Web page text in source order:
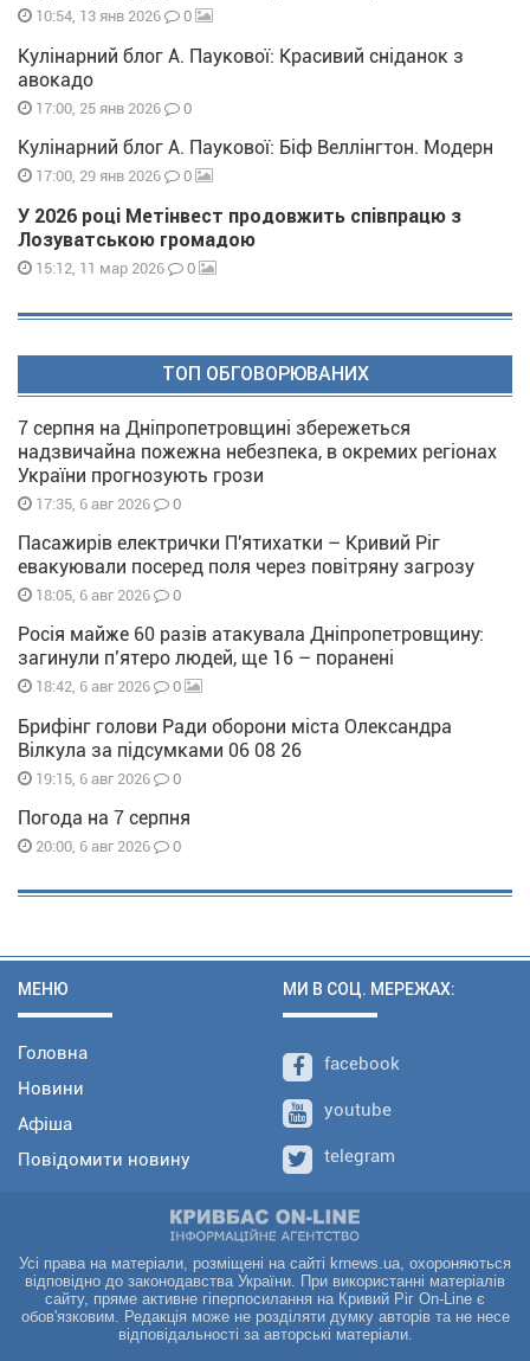
10:54, 13 янв 2026 0
Кулінарний блог А. Паукової: Красивий сніданок з
авокадо
17:00, 25 янв 2026 0
Кулінарний блог А. Паукової: Біф Веллінгтон. Модерн
17:00, 29 янв 2026 0
У 2026 році Метінвест продовжить співпрацю з
Лозуватською громадою
15:12, 11 мар 2026 0
ТОП ОБГОВОРЮВАНИХ
7 серпня на Дніпропетровщині збережеться
надзвичайна пожежна небезпека, в окремих регіонах
України прогнозують грози
17:35, 6 авг 2026 0
Пасажирів електрички П'ятихатки – Кривий Ріг
евакуювали посеред поля через повітряну загрозу
18:05, 6 авг 2026 0
Росія майже 60 разів атакувала Дніпропетровщину:
загинули п’ятеро людей, ще 16 – поранені
18:42, 6 авг 2026 0
Брифінг голови Ради оборони міста Олександра
Вілкула за підсумками 06 08 26
19:15, 6 авг 2026 0
Погода на 7 серпня
20:00, 6 авг 2026 0
МЕНЮ
Головна
Новини
Афіша
Повідомити новину
МИ В СОЦ. МЕРЕЖАХ:
facebook
youtube
telegram
Усі права на матеріали, розміщені на сайті krnews.ua, охороняються
відповідно до законодавства України. При використанні матеріалів
сайту, пряме активне гіперпосилання на Кривий Ріг On-Line є
обов'язковим. Редакція може не розділяти думку авторів та не несе
відповідальності за авторські матеріали.